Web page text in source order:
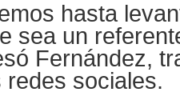
hasta
sea un
Fernández,
sociales.